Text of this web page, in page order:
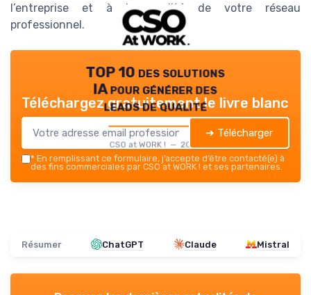
l’entreprise et à la qualité de votre réseau
professionnel.
TOP 10 des solutions
IA pour générer des
leads de qualité
CSO at WORK ! — 2026
Téléchargez gratuitement le livre blanc
➔ Télécharger
* En remplissant ce formulaire, j’accepte d’être contacté(e) à
des fins commerciales par CSO at WORK ! et ses partenaires.
Résumer ChatGPT Claude Mistral